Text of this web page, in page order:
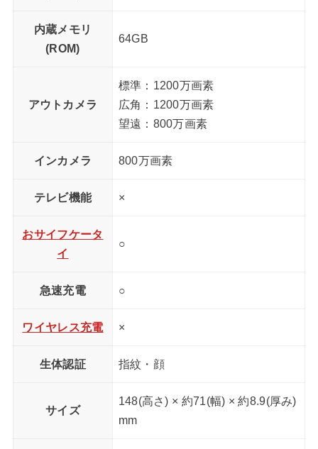
内蔵メモリ
(ROM)
64GB
アウトカメラ
標準：1200万画素
広角：1200万画素
望遠：800万画素
インカメラ 800万画素
テレビ機能 ×
おサイフケータ
イ
○
急速充電 ○
ワイヤレス充電 ×
生体認証 指紋・顔
サイズ
148(高さ) × 約71(幅) × 約8.9(厚み)
mm